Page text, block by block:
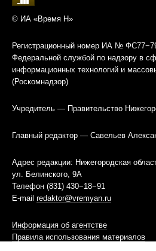
© ИА «Время Н»
Регистрационный номер ИА №
Федеральной службой по надзору в
информационных технологий и
(Роскомнадзор)
Учредитель — Правительство
Главный редактор — Савельев
Адрес редакции: Нижегородская
ул. Белинского, 9А
Телефон (831) 430−18−91
E-mail redaktor@vremyan.ru
Информация об агентстве
Правила использования материалов